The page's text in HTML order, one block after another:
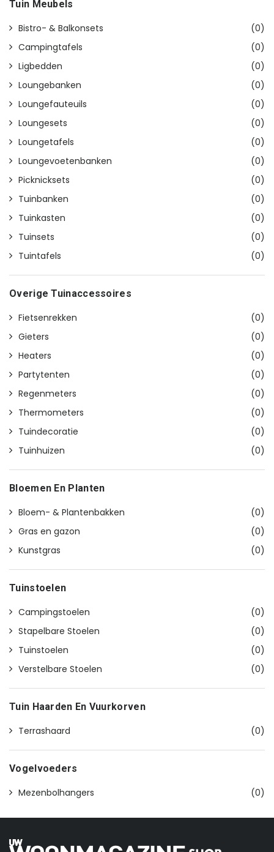
Tuin Meubels
Bistro- & Balkonsets
(0)
Campingtafels
(0)
Ligbedden
(0)
Loungebanken
(0)
Loungefauteuils
(0)
Loungesets
(0)
Loungetafels
(0)
Loungevoetenbanken
(0)
Picknicksets
(0)
Tuinbanken
(0)
Tuinkasten
(0)
Tuinsets
(0)
Tuintafels
(0)
Overige Tuinaccessoires
Fietsenrekken
(0)
Gieters
(0)
Heaters
(0)
Partytenten
(0)
Regenmeters
(0)
Thermometers
(0)
Tuindecoratie
(0)
Tuinhuizen
(0)
Bloemen En Planten
Bloem- & Plantenbakken
(0)
Gras en gazon
(0)
Kunstgras
(0)
Tuinstoelen
Campingstoelen
(0)
Stapelbare Stoelen
(0)
Tuinstoelen
(0)
Verstelbare Stoelen
(0)
Tuin Haarden En Vuurkorven
Terrashaard (0)
Vogelvoeders
Mezenbolhangers (0)